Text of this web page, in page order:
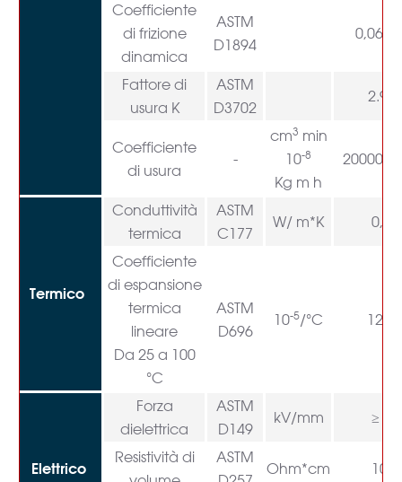
Coefficiente
di frizione
dinamica
ASTM
D1894
0,06-
Fattore di
usura K
ASTM
D3702
Coefficiente
di usura
-
cm3 min
10-8
Kg m h
20000-
Termico
Conduttività
termica
ASTM
C177
W/ m*K 0,34
Coefficiente
di espansione
termica
lineare
Da 25 a 100
°C
ASTM
D696
10-5/°C 12-
Elettrico
Forza
dielettrica
ASTM
D149
kV/mm ≥ 30
Resistività di
ASTM
Ohm*cm 10